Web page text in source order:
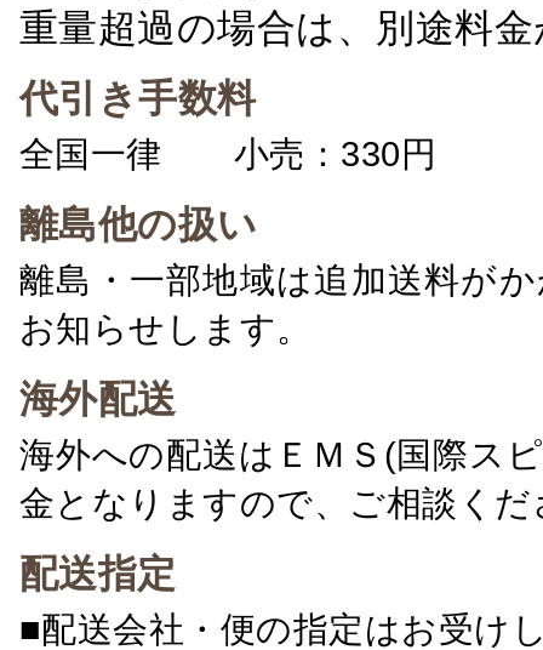
重量超過の場合は、別途料
代引き手数料
全国一律 小売：330円 卸
離島他の扱い
離島・一部地域は追加送料が
お知らせします。
海外配送
海外への配送はＥＭＳ(国際ス
金となりますので、ご相談くだ
配送指定
■配送会社・便の指定はお受け